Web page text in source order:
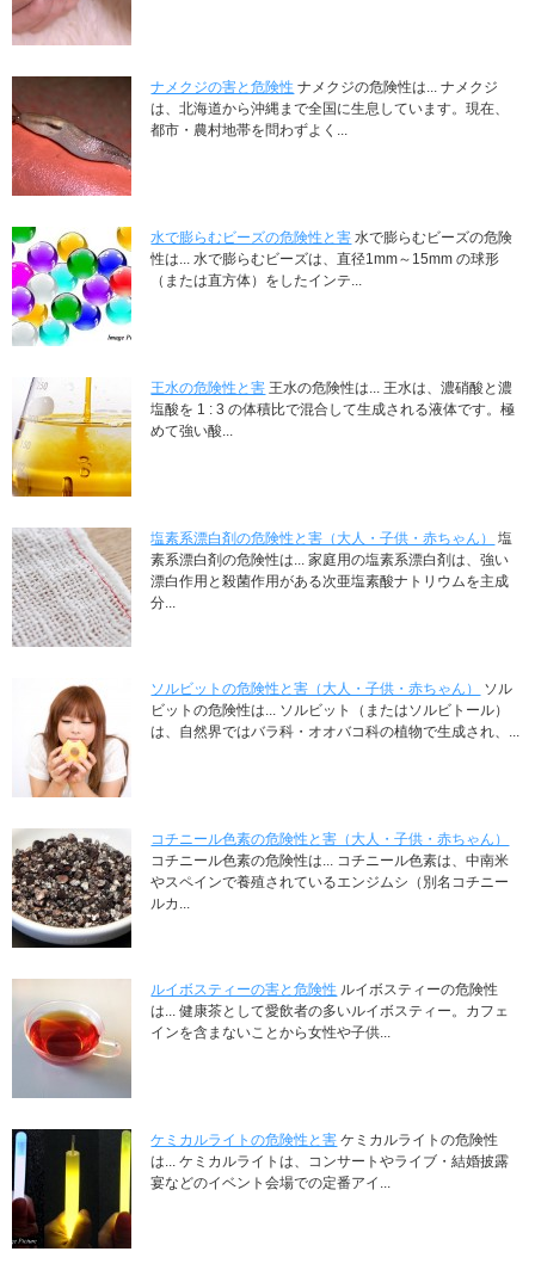
ナメクジの害と危険性 ナメクジの危険性は... ナメクジ
は、北海道から沖縄まで全国に生息しています。現在、
都市・農村地帯を問わずよく...
水で膨らむビーズの危険性と害 水で膨らむビーズの危険
性は... 水で膨らむビーズは、直径1mm～15mm の球形
（または直方体）をしたインテ...
王水の危険性と害 王水の危険性は... 王水は、濃硝酸と濃
塩酸を 1 : 3 の体積比で混合して生成される液体です。極
めて強い酸...
塩素系漂白剤の危険性と害（大人・子供・赤ちゃん）
塩
素系漂白剤の危険性は... 家庭用の塩素系漂白剤は、強い
漂白作用と殺菌作用がある次亜塩素酸ナトリウムを主成
分...
ソルビットの危険性と害（大人・子供・赤ちゃん）
ソル
ビットの危険性は... ソルビット（またはソルビトール）
は、自然界ではバラ科・オオバコ科の植物で生成され、...
コチニール色素の危険性と害（大人・子供・赤ちゃん）
コチニール色素の危険性は... コチニール色素は、中南米
やスペインで養殖されているエンジムシ（別名コチニー
ルカ...
ルイボスティーの害と危険性 ルイボスティーの危険性
は... 健康茶として愛飲者の多いルイボスティー。カフェ
インを含まないことから女性や子供...
ケミカルライトの危険性と害 ケミカルライトの危険性
は... ケミカルライトは、コンサートやライブ・結婚披露
宴などのイベント会場での定番アイ...